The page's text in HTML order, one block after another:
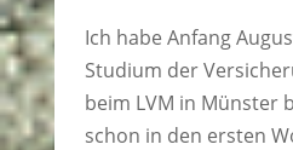
Ich habe Anfang
Studium der
beim LVM in Münster
schon in den ersten